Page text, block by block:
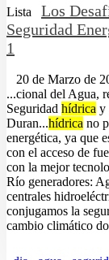
Lista Los
Seguridad
1
20 de Marzo de
...cional del Agua,
Seguridad hídrica y
Duran...hídrica no
energética, ya que
con el acceso de
con la mejor
Río generadores:
centrales
conjugamos la
cambio climático